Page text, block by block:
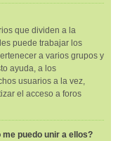
que dividen a la
puede trabajar los
a varios grupos y
ayuda, a los
usuarios a la vez,
el acceso a foros
puedo unir a ellos?